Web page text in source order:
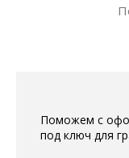
Поможем с
под ключ для